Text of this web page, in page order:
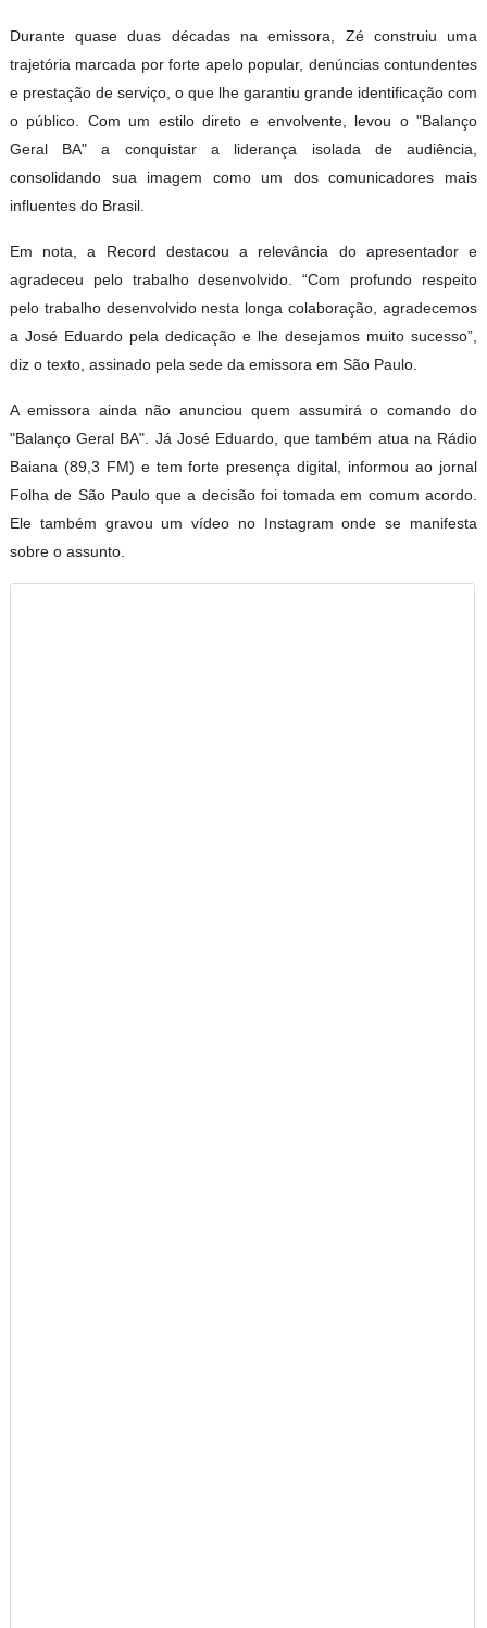
Durante quase duas décadas na emissora, Zé construiu uma
trajetória marcada por forte apelo popular, denúncias contundentes
e prestação de serviço, o que lhe garantiu grande identificação com
o público. Com um estilo direto e envolvente, levou o "Balanço
Geral BA" a conquistar a liderança isolada de audiência,
consolidando sua imagem como um dos comunicadores mais
influentes do Brasil.
Em nota, a Record destacou a relevância do apresentador e
agradeceu pelo trabalho desenvolvido. “Com profundo respeito
pelo trabalho desenvolvido nesta longa colaboração, agradecemos
a José Eduardo pela dedicação e lhe desejamos muito sucesso”,
diz o texto, assinado pela sede da emissora em São Paulo.
A emissora ainda não anunciou quem assumirá o comando do
"Balanço Geral BA". Já José Eduardo, que também atua na Rádio
Baiana (89,3 FM) e tem forte presença digital, informou ao jornal
Folha de São Paulo que a decisão foi tomada em comum acordo.
Ele também gravou um vídeo no Instagram onde se manifesta
sobre o assunto.